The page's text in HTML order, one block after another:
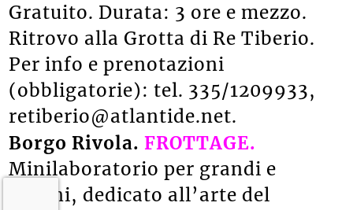
Gratuito. Durata: 3 ore e mezzo.
Ritrovo alla Grotta di Re Tiberio.
Per info e prenotazioni
(obbligatorie): tel. 335/1209933,
retiberio@atlantide.net.
Borgo Rivola.FROTTAGE.
Minilaboratorio per grandi e
piccini, dedicato all’arte del